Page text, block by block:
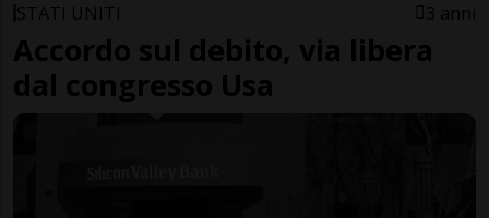
STATI UNITI 3 anni
Accordo sul debito, via libera
dal congresso Usa